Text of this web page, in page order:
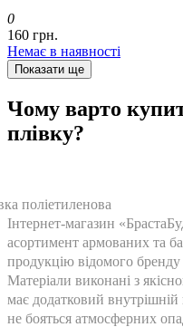
0
160 грн.
Немає в наявності
Показати ще
Чому варто
плівку?
Інтернет-магазин
асортимент армованих та
продукцію відомого бренду
Матеріали виконані з
має додатковий внутрішній
не бояться атмосферних